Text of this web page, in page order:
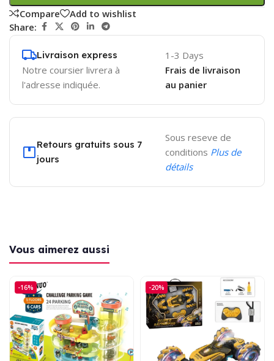
Compare
Add to wishlist
Share:
Livraison express
Notre coursier livrera à
l'adresse indiquée.
1-3 Days
Frais de livraison
au panier
Retours gratuits sous 7
jours
Sous reseve de
conditions Plus de
détails
Vous aimerez aussi
-16% -20%